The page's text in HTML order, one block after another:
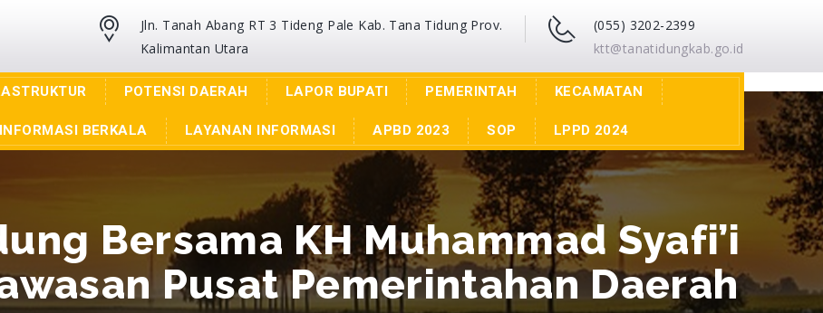
Jln. Tanah Abang RT 3 Tideng Pale Kab. Tana Tidung Prov.
Kalimantan Utara
(055) 3202-2399
ktt@tanatidungkab.go.id
POTENSI DAERAH LAPOR BUPATI PEMERINTAH KECAMATAN
INFORMASI BERKALA LAYANAN INFORMASI APBD 2023 SOP LPPD 2024
Bersama KH Muhammad Syafi’i
Pusat Pemerintahan Daerah